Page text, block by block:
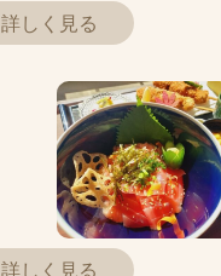
詳しく見る
詳しく見る